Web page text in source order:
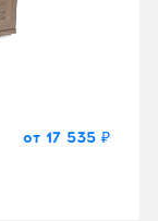
от 17 535 ₽